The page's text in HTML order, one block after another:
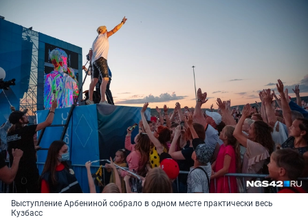
Выступление Арбениной собрало в одном месте практически весь
Кузбасс